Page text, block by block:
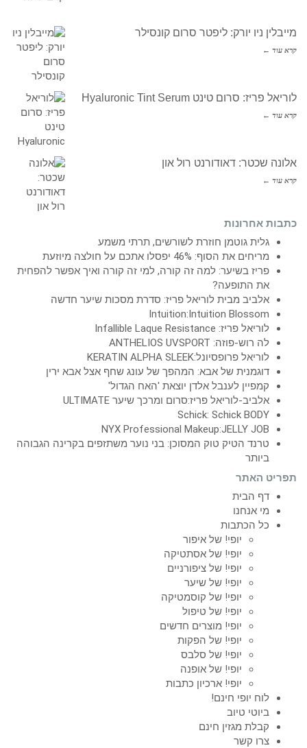
מייבלין ניו יורק: ליפטר סרום קונסילר
קרא עוד ←
לוריאל פריז: סרום טינט Hyaluronic Tint Serum
קרא עוד ←
אלונה שכטר: דאודורנט רול און
קרא עוד ←
כתבות אחרונות
גלית גוטמן חוזרת לשורשים, תרתי משמע
מריחים את הסוף: 46% יפסלו אתכם על חולצה מיוזעת
פריז בשיער: למה זה קורה, למי זה קורה ואיך אפשר להפחית
את התופעה?
אלביב מבית לוריאל פריז: סדרת מסכות שיער חדשה
Intuition:Intuition Blossom
לוריאל פריז: Infallible Laque Resistance
לה רוש-פוזה: ANTHELIOS UVSPORT
לוריאל פרופסיונל:KERATIN ALPHA SLEEK
דוגמנית של אבא: המהפך של עונג שחף אצל אבא ירין
קמפיין לענבל אלדן יוצאת 'האח הגדול'
אלביב-לוריאל פריז:סרום ומרכך שיער ULTIMATE
Schick: Schick BODY
NYX Professional Makeup:JELLY JOB
טרנד הטיק טוק המסוכן: בני נוער משתזפים בקרינה הגבוהה
ביותר
תפריט האתר
דף הבית
מי אנחנו
כל הכתבות
יופי! של איפור
יופי! של אסתטיקה
יופי! של ציפורניים
יופי! של שיער
יופי! של קוסמטיקה
יופי! של טיפול
יופי! מוצרים חדשים
יופי! של הפקות
יופי! של סלבס
יופי! של אופנה
יופי! ארכיון כתבות
לוח יופי חינם!
ביוטי טיוב
קבלת מגזין חינם
צרו קשר